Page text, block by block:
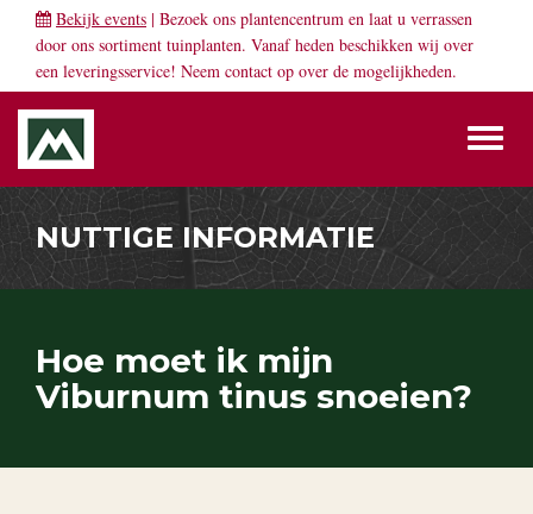
Bekijk events | Bezoek ons plantencentrum en laat u verrassen
door ons sortiment tuinplanten. Vanaf heden beschikken wij over
een leveringsservice! Neem contact op over de mogelijkheden.
NUTTIGE INFORMATIE
Hoe moet ik mijn
Viburnum tinus snoeien?